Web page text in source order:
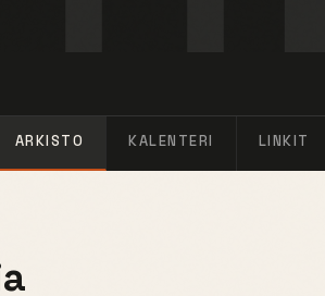
ARKISTO KALENTERI LINKIT